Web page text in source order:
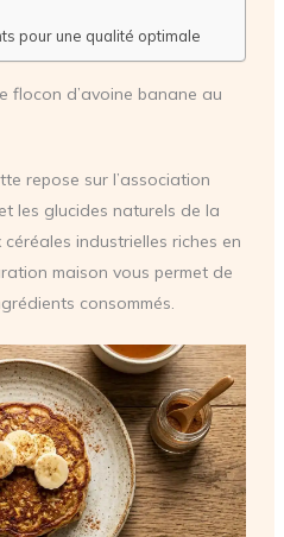
pour une qualité optimale
d’avoine banane au
repose sur l’association
les glucides naturels de la
industrielles riches en
maison vous permet de
consommés.